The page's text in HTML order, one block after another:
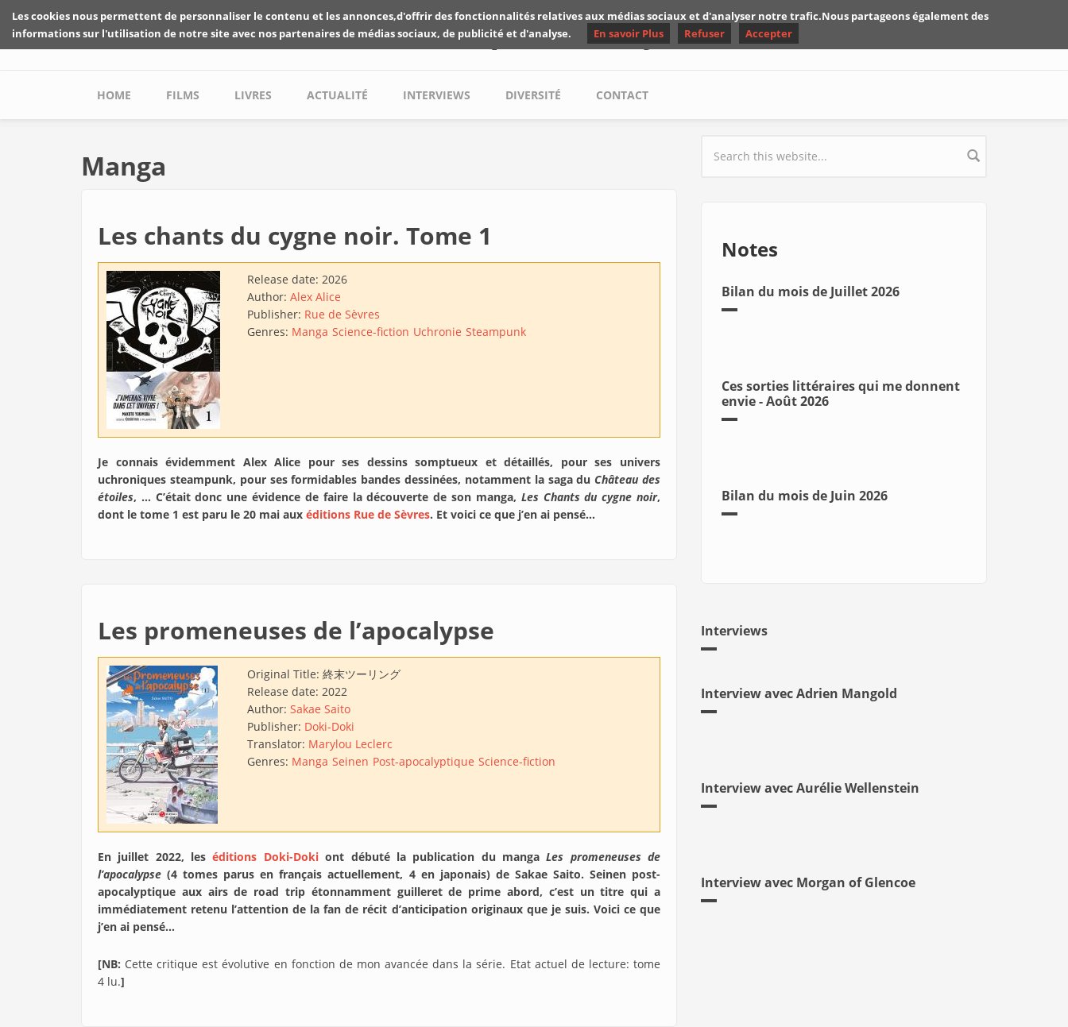
Skip to main content
Les critiques de Yuyine
Main menu
HOME FILMS LIVRES ACTUALITÉ INTERVIEWS DIVERSITÉ CONTACT
Manga
Les chants du cygne noir. Tome 1
Release date: 2026
Author: Alex Alice
Publisher: Rue de Sèvres
Genres: Manga Science-fiction Uchronie Steampunk
Je connais évidemment Alex Alice pour ses dessins somptueux et détaillés, pour ses univers
uchroniques steampunk, pour ses formidables bandes dessinées, notamment la saga du Château des
étoiles, … C’était donc une évidence de faire la découverte de son manga, Les Chants du cygne noir,
dont le tome 1 est paru le 20 mai aux éditions Rue de Sèvres. Et voici ce que j’en ai pensé…
Les promeneuses de l’apocalypse
Original Title: 終末ツーリング
Release date: 2022
Author: Sakae Saito
Publisher: Doki-Doki
Translator: Marylou Leclerc
Genres: Manga Seinen Post-apocalyptique Science-fiction
En juillet 2022, leséditions Doki-Dokiont débuté la publication du mangaLes promeneuses de
l’apocalypse (4 tomes parus en français actuellement, 4 en japonais) de Sakae Saito. Seinen post-
apocalyptique aux airs de road trip étonnamment guilleret de prime abord, c’est un titre qui a
immédiatement retenu l’attention de la fan de récit d’anticipation originaux que je suis. Voici ce que
j’en ai pensé…
[NB: Cette critique est évolutive en fonction de mon avancée dans la série. Etat actuel de lecture: tome
4 lu.]
Search form
Notes
Bilan du mois de Juillet 2026
Ces sorties littéraires qui me donnent
envie - Août 2026
Bilan du mois de Juin 2026
Interviews
Interview avec Adrien Mangold
Interview avec Aurélie Wellenstein
Interview avec Morgan of Glencoe
Les cookies nous permettent de personnaliser le contenu et les annonces,d'offrir des fonctionnalités relatives aux médias sociaux et d'analyser notre trafic.Nous partageons également des
informations sur l'utilisation de notre site avec nos partenaires de médias sociaux, de publicité et d'analyse.
En savoir Plus Refuser Accepter